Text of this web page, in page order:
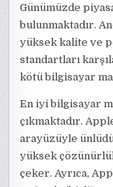
Günümüzde
bulunmaktadır.
yüksek kalite ve
standartları
kötü bilgisayar
En iyi bilgisayar
çıkmaktadır.
arayüzüyle
yüksek
çeker. Ayrıca,